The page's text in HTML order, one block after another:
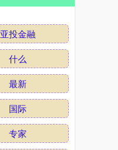
亚投金融
什么
最新
国际
专家